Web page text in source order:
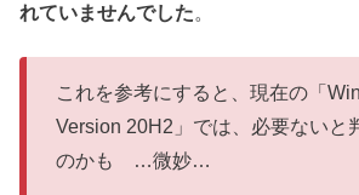
れていませんでした。
これを参考にすると、現在の「
Version 20H2」では、必要ないと
のかも …微妙…